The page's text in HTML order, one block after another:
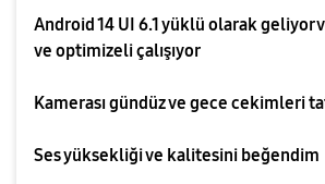
Android 14 UI 6.1 yüklü olarak geliyor
ve optimizeli çalışıyor
Kamerası gündüz ve gece cekimleri
Ses yüksekliği ve kalitesini beğendim